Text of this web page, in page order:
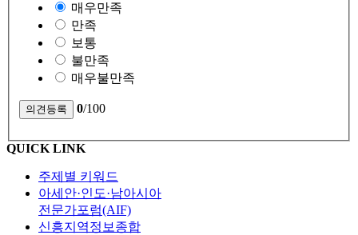
매우만족
만족
보통
불만족
매우불만족
0/100
QUICK LINK
주제별 키워드
아세안·인도·남아시아
전문가포럼(AIF)
신흥지역정보종합